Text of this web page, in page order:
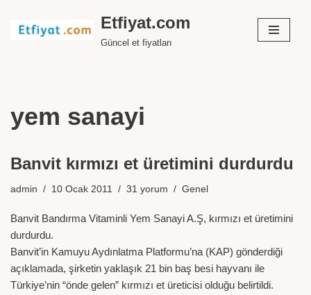
İçeriğe
Etfiyat.com
Güncel et fiyatları
yem sanayi
Banvit kırmızı et üretimini durdurdu
admin 10 Ocak 2011 31 yorum Genel
Banvit Bandırma Vitaminli Yem Sanayi A.Ş, kırmızı et üretimini
durdurdu.
Banvit’in Kamuyu Aydınlatma Platformu’na (KAP) gönderdiği
açıklamada, şirketin yaklaşık 21 bin baş besi hayvanı ile
Türkiye’nin “önde gelen” kırmızı et üreticisi olduğu belirtildi.